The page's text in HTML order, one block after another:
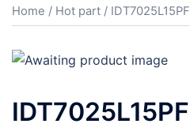
Home / Hot part / IDT7025L15PF
IDT7025L15PF